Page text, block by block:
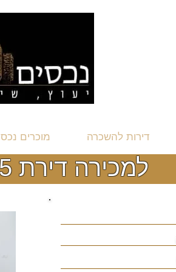
דירות להשכרה מוכרים נכס
למכירה דירת 5 חדרים בהאחים יפה